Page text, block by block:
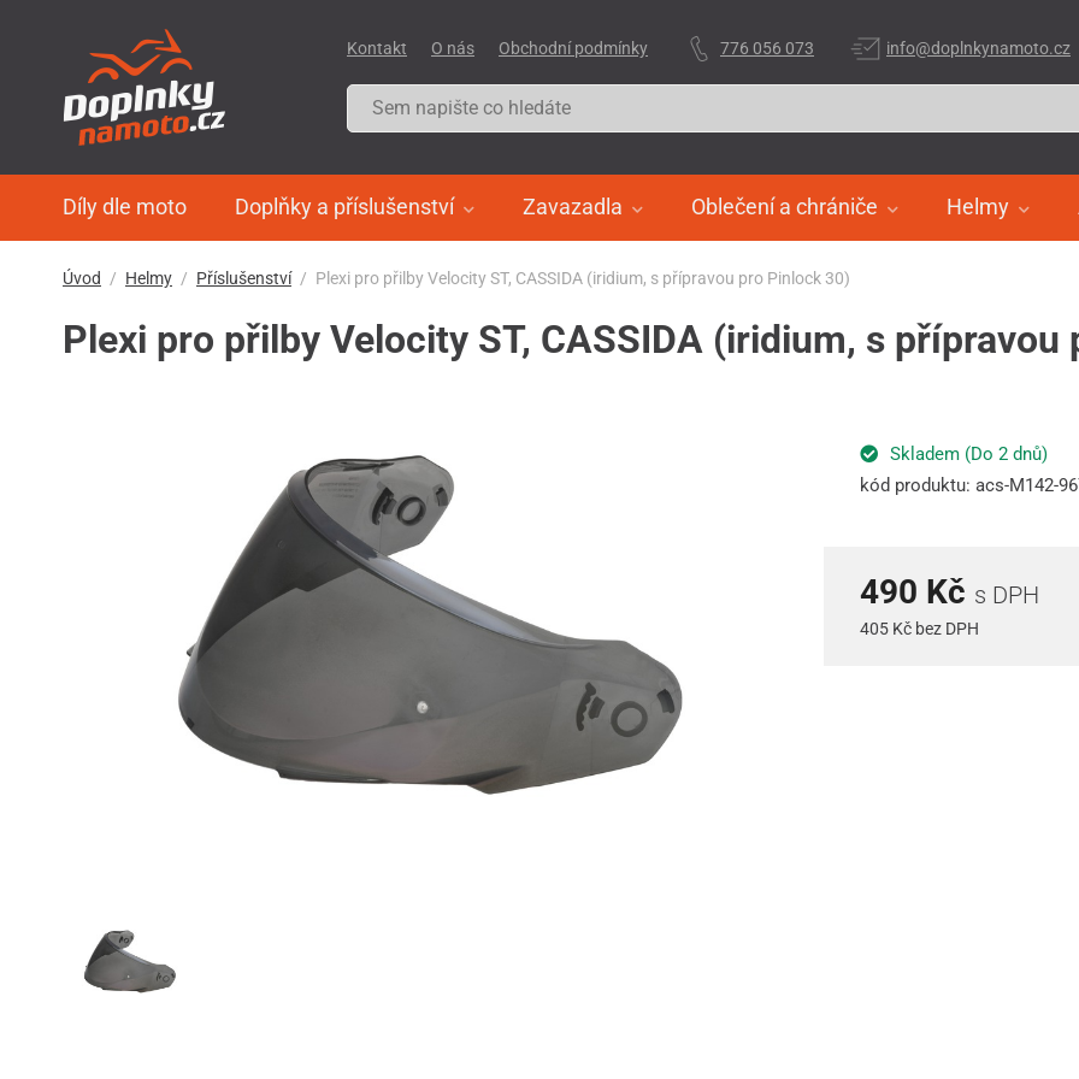
Díly dle moto Doplňky a příslušenství Zavazadla Oblečení a chrániče Helmy
Kontakt O nás Obchodní podmínky 776 056 073 info@doplnkynamoto.cz
Úvod Helmy Příslušenství Plexi pro přilby Velocity ST, CASSIDA (iridium, s přípravou pro Pinlock 30)
Plexi pro přilby Velocity ST, CASSIDA (iridium, s přípravou
Skladem (Do 2 dnů)
kód produktu: acs-M142-
490 Kč s DPH
405 Kč bez DPH